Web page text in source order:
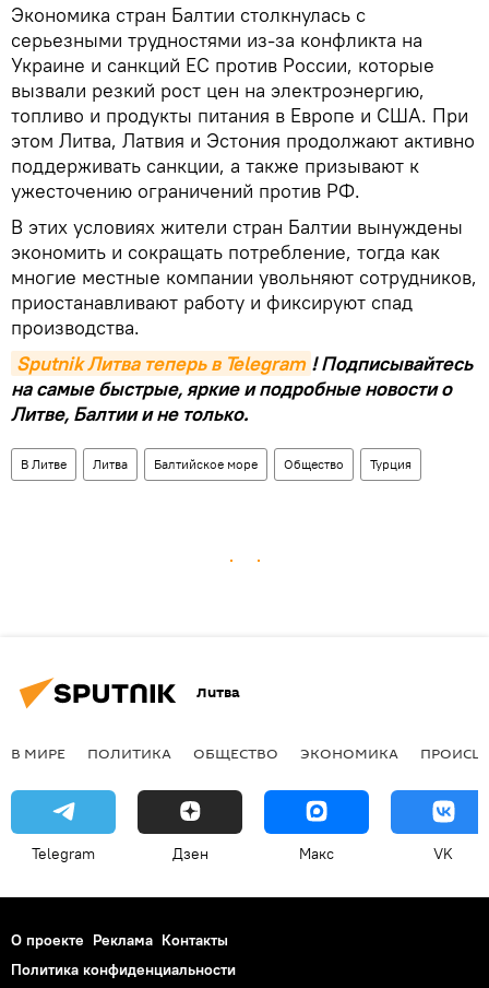
Экономика стран Балтии столкнулась с
серьезными трудностями из-за конфликта на
Украине и санкций ЕС против России, которые
вызвали резкий рост цен на электроэнергию,
топливо и продукты питания в Европе и США. При
этом Литва, Латвия и Эстония продолжают активно
поддерживать санкции, а также призывают к
ужесточению ограничений против РФ.
В этих условиях жители стран Балтии вынуждены
экономить и сокращать потребление, тогда как
многие местные компании увольняют сотрудников,
приостанавливают работу и фиксируют спад
производства.
Sputnik Литва теперь в Telegram ! Подписывайтесь
на самые быстрые, яркие и подробные новости о
Литве, Балтии и не только.
В Литве Литва Балтийское море Общество Турция
Литва
В МИРЕ ПОЛИТИКА ОБЩЕСТВО ЭКОНОМИКА
Telegram Дзен Макс VK
О проекте Реклама Контакты
Политика конфиденциальности